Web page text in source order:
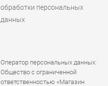
обработки персональных
данных
Оператор персональных данных:
Общество с ограниченной
ответственностью «Магазин